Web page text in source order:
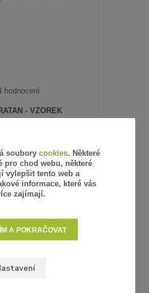
hodnocení
- VZOREK
VARIANTU
soubory cookies. Některé
pro chod webu, některé
vylepšit tento web a
informace, které vás
zajímají.
A POKRAČOVAT